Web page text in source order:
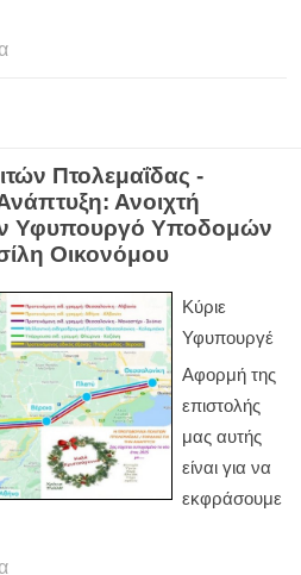
Πτολεμαΐδας -
Ανοιχτή
Υφυπουργό Υποδομών
Οικονόμου
Κύριε
Υφυπουργέ
Αφορμή της
επιστολής
μας αυτής
είναι για να
εκφράσουμε